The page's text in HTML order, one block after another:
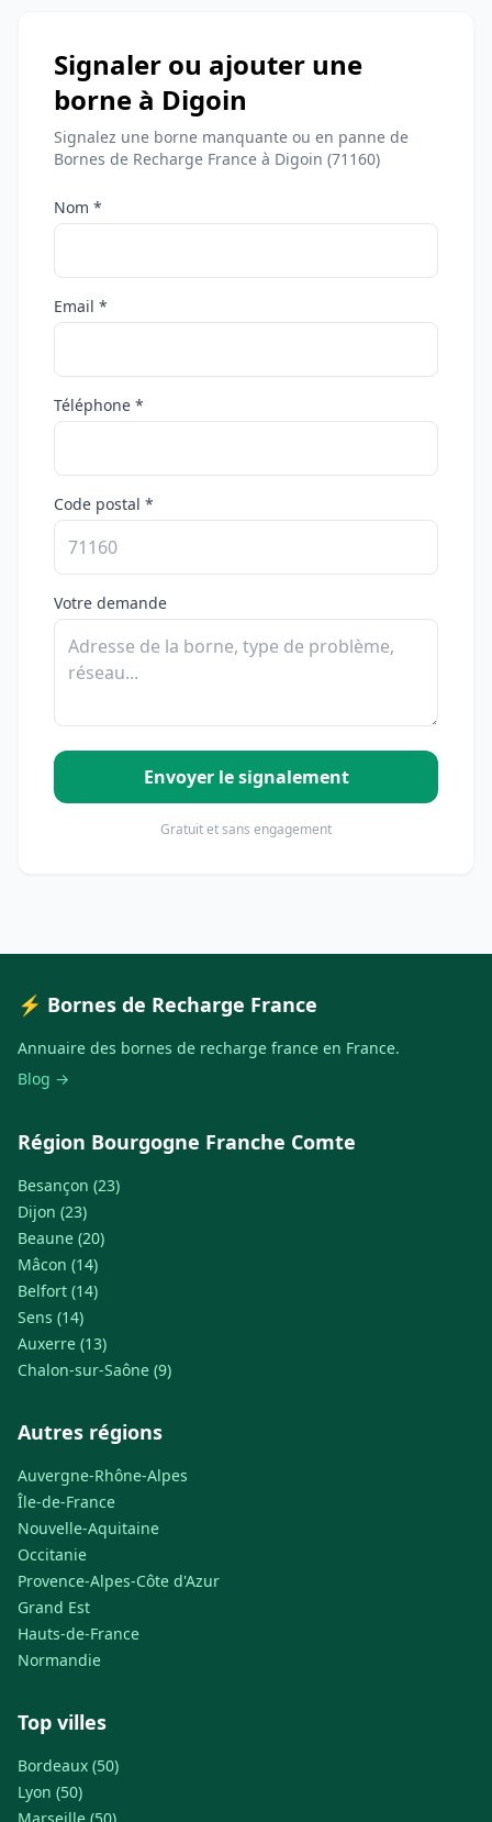
Signaler ou ajouter une
borne à Digoin
Signalez une borne manquante ou en panne de
Bornes de Recharge France à Digoin (71160)
Nom *
Email *
Téléphone *
Code postal *
Votre demande
Envoyer le signalement
Gratuit et sans engagement
⚡ Bornes de Recharge France
Annuaire des bornes de recharge france en France.
Blog →
Région Bourgogne Franche Comte
Besançon (23)
Dijon (23)
Beaune (20)
Mâcon (14)
Belfort (14)
Sens (14)
Auxerre (13)
Chalon-sur-Saône (9)
Autres régions
Auvergne-Rhône-Alpes
Île-de-France
Nouvelle-Aquitaine
Occitanie
Provence-Alpes-Côte d'Azur
Grand Est
Hauts-de-France
Normandie
Top villes
Bordeaux (50)
Lyon (50)